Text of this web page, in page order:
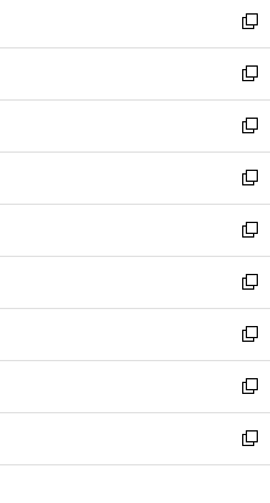
く
ド
ウ
で
開
く
ィ
ン
ド
ウ
で
開
く
い
ウ
ィ
ン
ド
ウ
で
開
く
新
し
い
ウ
ィ
ン
ド
ウ
で
開
く
新
し
い
ウ
ィ
ン
ド
ウ
で
開
く
新
し
い
ウ
ィ
ン
ド
ウ
で
開
く
新
し
い
ウ
ィ
ン
ド
ウ
で
開
く
新
し
い
ウ
ィ
ン
ド
ウ
で
開
新
し
い
ウ
ィ
ン
ド
ウ
新
し
い
ウ
ィ
ン
新
し
い
ウ
新
し